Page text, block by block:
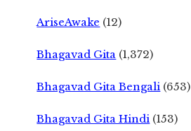
AriseAwake (12)
Bhagavad Gita (1,372)
Bhagavad Gita Bengali (653)
Bhagavad Gita Hindi (153)